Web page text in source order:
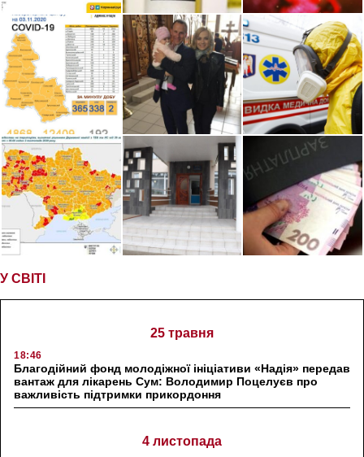
У СВІТІ
25 травня
18:46
Благодійний фонд молодіжної ініціативи «Надія» передав
вантаж для лікарень Сум: Володимир Поцелуєв про
важливість підтримки прикордоння
4 листопада